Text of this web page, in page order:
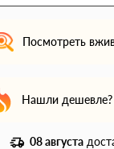
Посмотреть
Нашли
08 августа